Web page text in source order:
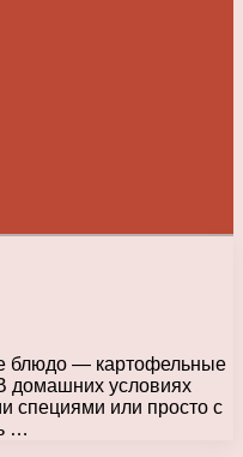
блюдо — картофельные
домашних условиях
специями или просто с
…